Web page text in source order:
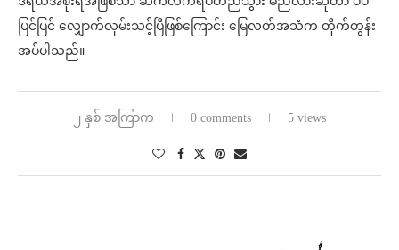
ပြင်ပြင် လျှောက်လှမ်းသင့်ပြီဖြစ်ကြောင်း မြေလတ်အသံက တိုက်တွန်း
အပ်ပါသည်။
၂ နှစ် အကြာက 0 comments 5 views